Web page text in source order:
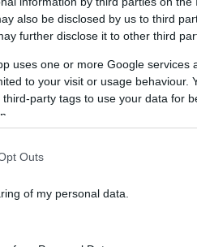
also be disclosed by us to third
further disclose it to other third
uses one or more Google services
to your visit or usage behaviour.
party tags to use your data for
Outs
of my personal data.
του Ραμα στην Χειμάρρα,
που υπερβαίνουν κατά πολύ
από προβληματικές έως